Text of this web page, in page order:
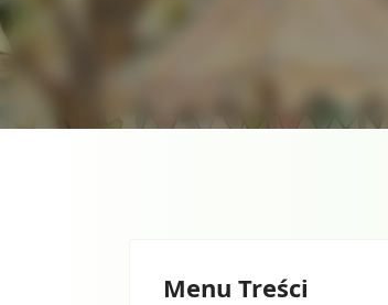
Menu Treści